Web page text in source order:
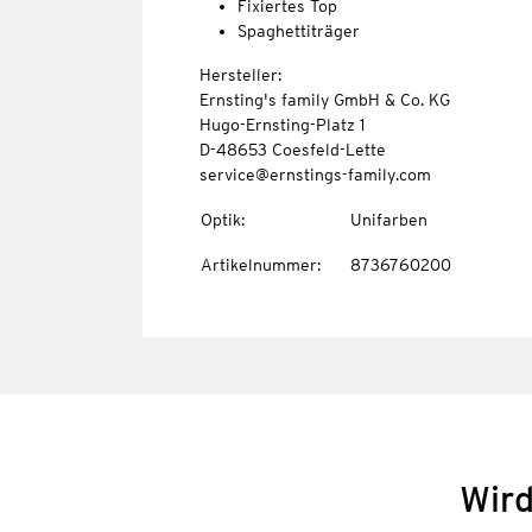
Fixiertes Top
Spaghettiträger
Hersteller:
Ernsting's family GmbH & Co. KG
Hugo-Ernsting-Platz 1
D-48653 Coesfeld-Lette
service@ernstings-family.com
Optik: Unifarben
Artikelnummer: 8736760200